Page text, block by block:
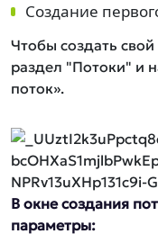
Создание
Чтобы создать
раздел "Потоки" и
поток».
В окне создания
параметры: